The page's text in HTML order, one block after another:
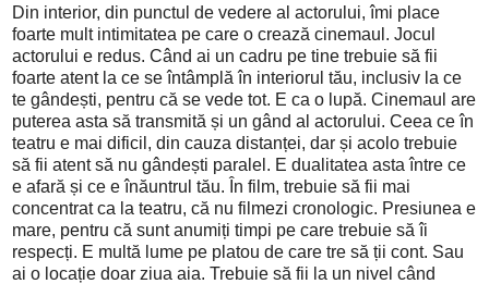
Din interior, din punctul de vedere al actorului, îmi place
foarte mult intimitatea pe care o crează cinemaul. Jocul
actorului e redus. Când ai un cadru pe tine trebuie să fii
foarte atent la ce se întâmplă în interiorul tău, inclusiv la ce
te gândești, pentru că se vede tot. E ca o lupă. Cinemaul are
puterea asta să transmită și un gând al actorului. Ceea ce în
teatru e mai dificil, din cauza distanței, dar și acolo trebuie
să fii atent să nu gândești paralel. E dualitatea asta între ce
e afară și ce e înăuntrul tău. În film, trebuie să fii mai
concentrat ca la teatru, că nu filmezi cronologic. Presiunea e
mare, pentru că sunt anumiți timpi pe care trebuie să îi
respecți. E multă lume pe platou de care tre să ții cont. Sau
ai o locație doar ziua aia. Trebuie să fii la un nivel când